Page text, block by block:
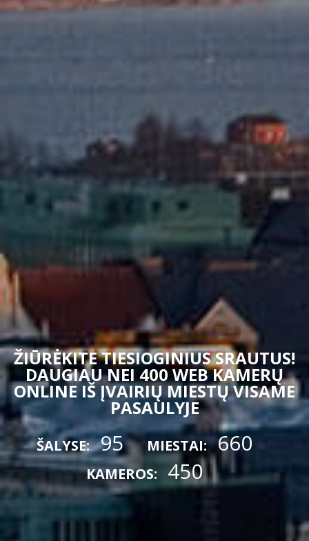
ŽIŪRĖKITE TIESIOGINIUS SRAUTUS!
DAUGIAU NEI 400 WEB KAMERŲ
ONLINE IŠ ĮVAIRIŲ MIESTŲ VISAME
PASAULYJE
ŠALYSE: 95 MIESTAI: 660
KAMEROS: 450